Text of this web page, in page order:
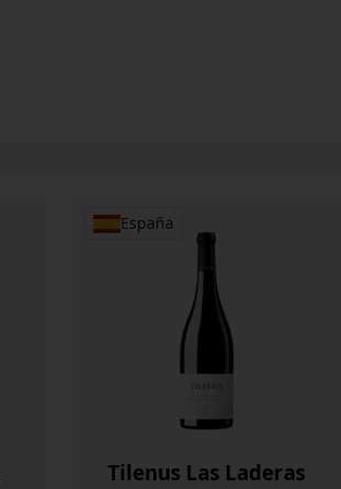
España
Tilenus Las Laderas